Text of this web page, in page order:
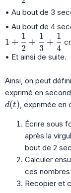
• Au bout de 3
• Au bout de 4
1 +
2
1
+
3
1
+
4
1
• Et ainsi de suite.
Ainsi, on peut
exprimé en
d(t)
d(t) , exprimée en
Écrire sous
après la
bout de 2
Calculer
ces nombres
Recopier et